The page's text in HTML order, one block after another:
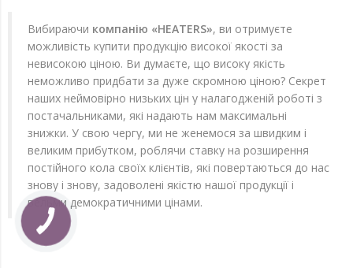
Вибираючи компанію «HEATERS», ви отримуєте
можливість купити продукцію високої якості за
невисокою ціною. Ви думаєте, що високу якість
неможливо придбати за дуже скромною ціною? Секрет
наших неймовірно низьких цін у налагодженій роботі з
постачальниками, які надають нам максимальні
знижки. У свою чергу, ми не женемося за швидким і
великим прибутком, роблячи ставку на розширення
постійного кола своїх клієнтів, які повертаються до нас
знову і знову, задоволені якістю нашої продукції і
вельми демократичними цінами.